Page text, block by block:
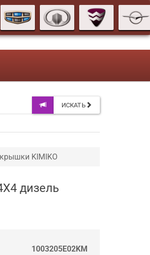
ИСКАТЬ
KIMIKO
дизель
1003205E02KM